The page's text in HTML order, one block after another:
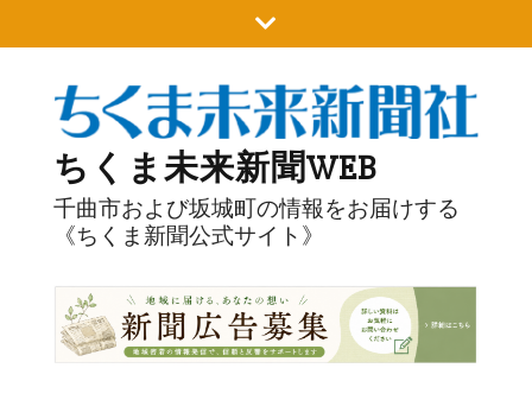
to
ちくま未来新聞WEB
千曲市および坂城町の情報をお届けする
《ちくま新聞公式サイト》